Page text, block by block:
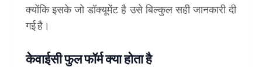
क्योंकि इसके जो डॉक्यूमेंट है उसे बिल्कुल सही जानकारी दी
गई है।
केवाईसी फुल फॉर्म क्या होता है